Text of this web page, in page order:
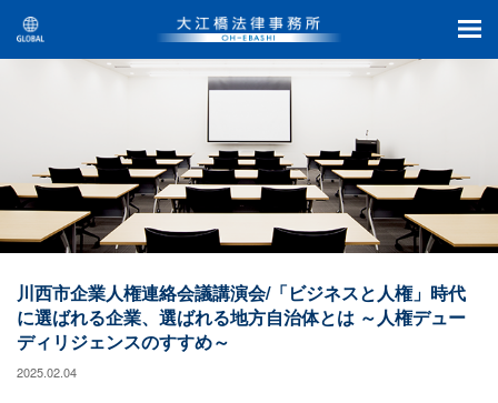
川西市企業人権連絡会議講演会/「ビジネスと人権」時代
に選ばれる企業、選ばれる地方自治体とは ～人権デュー
ディリジェンスのすすめ～
2025.02.04